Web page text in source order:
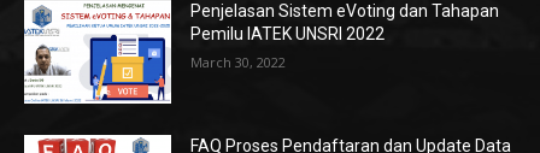
Penjelasan Sistem eVoting dan Tahapan
Pemilu IATEK UNSRI 2022
March 30, 2022
FAQ Proses Pendaftaran dan Update Data